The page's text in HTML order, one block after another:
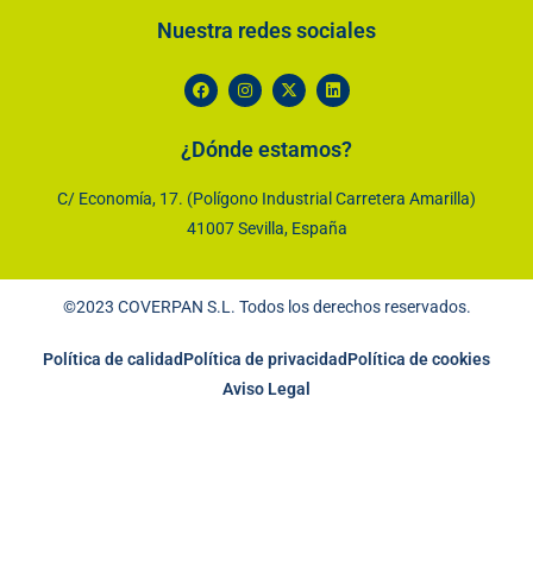
Nuestra redes sociales
¿Dónde estamos?
C/ Economía, 17. (Polígono Industrial Carretera Amarilla)
41007 Sevilla, España
©2023 COVERPAN S.L. Todos los derechos reservados.
Política de calidadPolítica de privacidadPolítica de cookies
Aviso Legal